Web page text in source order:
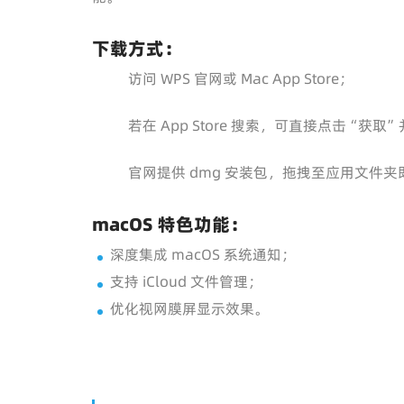
下载方式：
访问 WPS 官网或 Mac App Store；
若在 App Store 搜索，可直接点击“获取”
官网提供 dmg 安装包，拖拽至应用文件夹
macOS 特色功能：
深度集成 macOS 系统通知；
支持 iCloud 文件管理；
优化视网膜屏显示效果。